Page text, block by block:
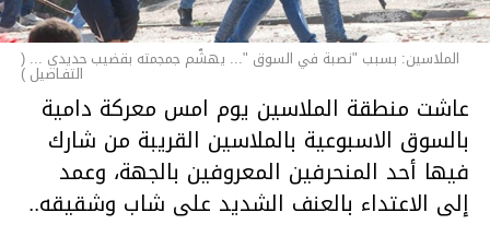
الملاسين: بسبب "نصبة في السوق "... يهشّم جمجمته بقضيب حديدي ... (
التفـاصيل )
عاشت منطقة الملاسين يوم امس معركة دامية
بالسوق الاسبوعية بالملاسين القريبة من شارك
فيها أحد المنحرفين المعروفين بالجهة، وعمد
إلى الاعتداء بالعنف الشديد على شاب وشقيقه..